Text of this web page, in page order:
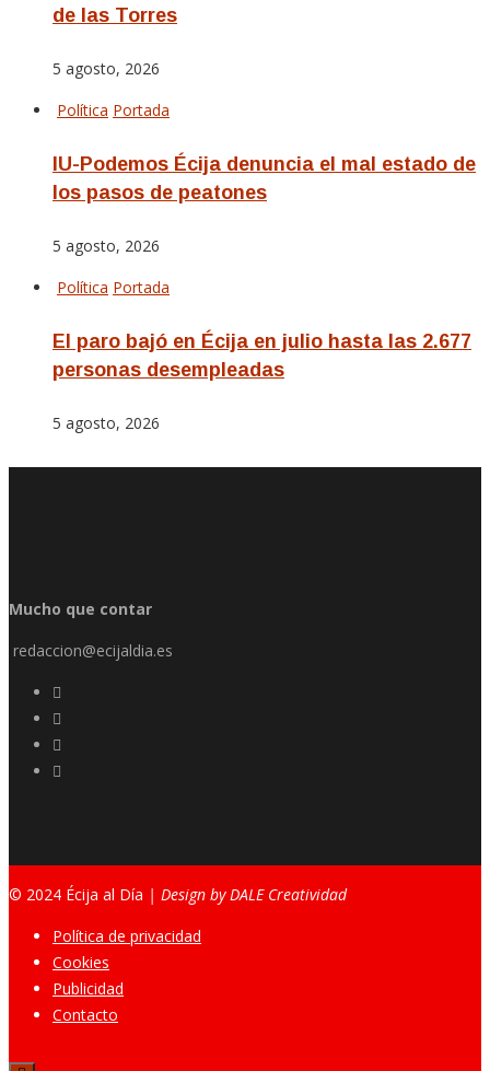
de las Torres
5 agosto, 2026
Política Portada
IU-Podemos Écija denuncia el mal estado de
los pasos de peatones
5 agosto, 2026
Política Portada
El paro bajó en Écija en julio hasta las 2.677
personas desempleadas
5 agosto, 2026
Mucho que contar
redaccion@ecijaldia.es
© 2024 Écija al Día | Design by DALE Creatividad
Política de privacidad
Cookies
Publicidad
Contacto